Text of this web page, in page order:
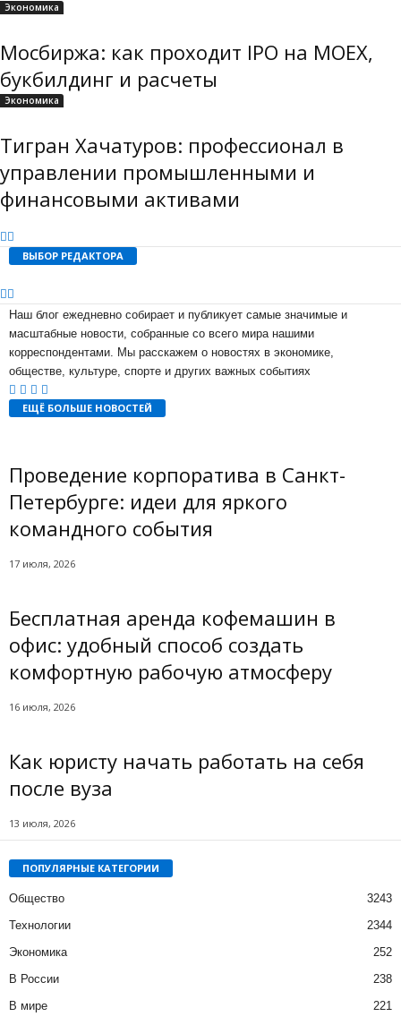
Экономика
Мосбиржа: как проходит IPO на MOEX,
букбилдинг и расчеты
Экономика
Тигран Хачатуров: профессионал в
управлении промышленными и
финансовыми активами
ВЫБОР РЕДАКТОРА
Наш блог ежедневно собирает и публикует самые значимые и
масштабные новости, собранные со всего мира нашими
корреспондентами. Мы расскажем о новостях в экономике,
обществе, культуре, спорте и других важных событиях
ЕЩЁ БОЛЬШЕ НОВОСТЕЙ
Проведение корпоратива в Санкт-
Петербурге: идеи для яркого
командного события
17 июля, 2026
Бесплатная аренда кофемашин в
офис: удобный способ создать
комфортную рабочую атмосферу
16 июля, 2026
Как юристу начать работать на себя
после вуза
13 июля, 2026
ПОПУЛЯРНЫЕ КАТЕГОРИИ
Общество
3243
Технологии
2344
Экономика
252
В России
238
В мире
221